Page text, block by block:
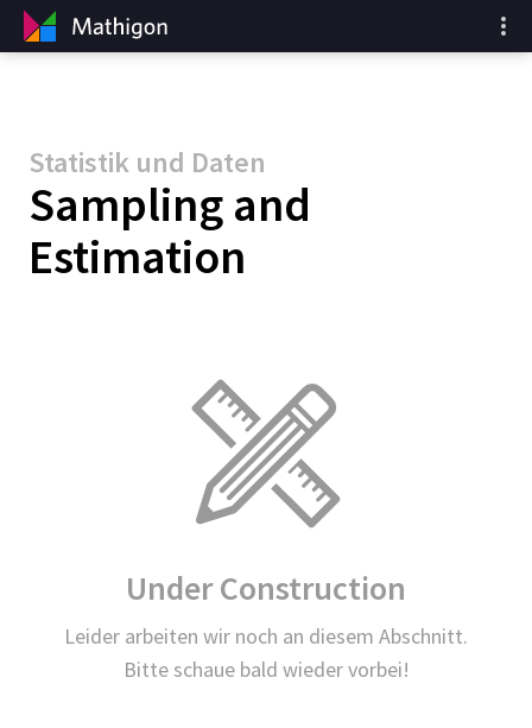
Statistik und Daten
Sampling and
Estimation
Under Construction
Leider arbeiten wir noch an diesem Abschnitt.
Bitte schaue bald wieder vorbei!